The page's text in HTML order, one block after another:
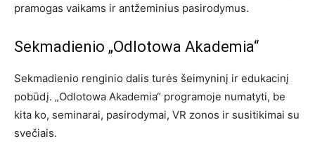
pramogas vaikams ir antžeminius pasirodymus.
Sekmadienio „Odlotowa Akademia“
Sekmadienio renginio dalis turės šeimyninį ir edukacinį
pobūdį. „Odlotowa Akademia“ programoje numatyti, be
kita ko, seminarai, pasirodymai, VR zonos ir susitikimai su
svečiais.